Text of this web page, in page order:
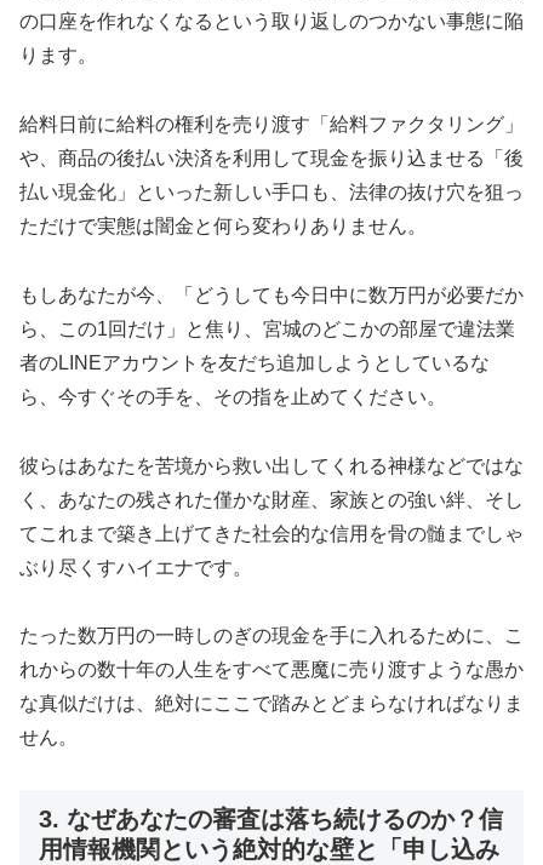
の口座を作れなくなるという取り返しのつかない事態に陥
ります。
給料日前に給料の権利を売り渡す「給料ファクタリング」
や、商品の後払い決済を利用して現金を振り込ませる「後
払い現金化」といった新しい手口も、法律の抜け穴を狙っ
ただけで実態は闇金と何ら変わりありません。
もしあなたが今、「どうしても今日中に数万円が必要だか
ら、この1回だけ」と焦り、宮城のどこかの部屋で違法業
者のLINEアカウントを友だち追加しようとしているな
ら、今すぐその手を、その指を止めてください。
彼らはあなたを苦境から救い出してくれる神様などではな
く、あなたの残された僅かな財産、家族との強い絆、そし
てこれまで築き上げてきた社会的な信用を骨の髄までしゃ
ぶり尽くすハイエナです。
たった数万円の一時しのぎの現金を手に入れるために、こ
れからの数十年の人生をすべて悪魔に売り渡すような愚か
な真似だけは、絶対にここで踏みとどまらなければなりま
せん。
3. なぜあなたの審査は落ち続けるのか？信
用情報機関という絶対的な壁と「申し込み